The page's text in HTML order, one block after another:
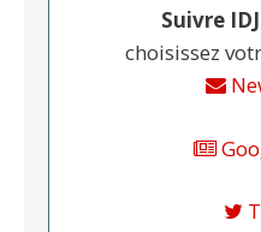
Suivre
choisissez